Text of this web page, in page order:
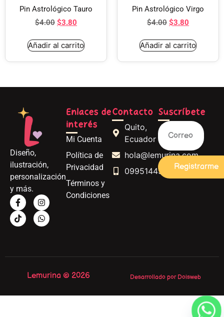
Pin Astrológico Tauro
$4.00 $3.80
Añadir al carrito
Pin Astrológico Virgo
$4.00 $3.80
Añadir al carrito
Diseño,
ilustración,
personalización
y más.
Enlaces de
interés
Mi Cuenta
Política de
Privacidad
Términos y
Condiciones
Contacto
Quito,
Ecuador
hola@lemurina.com
0995144562
Suscríbete
Registrarme
Lemurina © 2026 Desarrollado por Doisweb